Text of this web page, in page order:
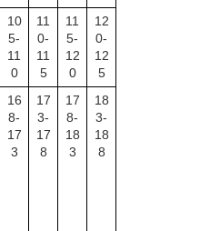
10
5-
11
0
11
0-
11
5
11
5-
12
0
12
0-
12
5
16
8-
17
3
17
3-
17
8
17
8-
18
3
18
3-
18
8